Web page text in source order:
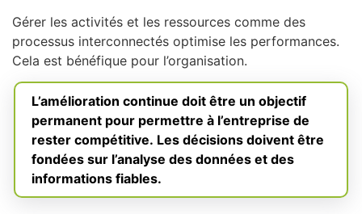
Gérer les activités et les ressources comme des
processus interconnectés optimise les performances.
Cela est bénéfique pour l’organisation.
L’amélioration continue doit être un objectif
permanent pour permettre à l’entreprise de
rester compétitive. Les décisions doivent être
fondées sur l’analyse des données et des
informations fiables.